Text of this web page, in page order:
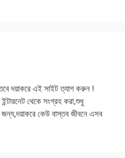
দয়াকরে এই সাইট ত্যাগ করুন !
থেকে সংগ্রহ করা,শুধু
কেউ বাস্তব জীবনে এসব